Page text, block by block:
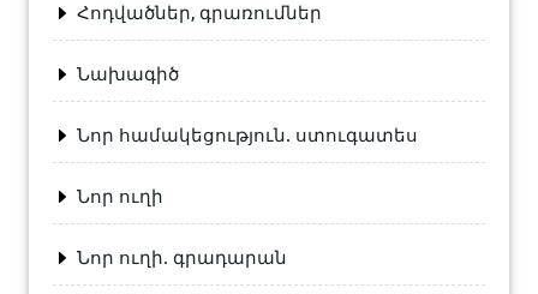
Հոդվածներ, գրառումներ
Նախագիծ
Նոր համակեցություն. ստուգատես
Նոր ուղի
Նոր ուղի. գրադարան